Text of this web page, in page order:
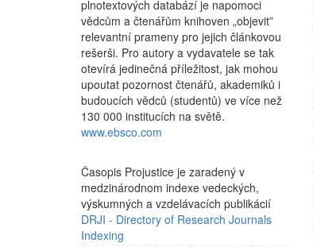
plnotextových databází je napomoci
vědcům a čtenářům knihoven „objevit”
relevantní prameny pro jejich článkovou
rešerši. Pro autory a vydavatele se tak
otevírá jedinečná příležitost, jak mohou
upoutat pozornost čtenářů, akademiků i
budoucích vědců (studentů) ve více než
130 000 institucích na světě.
www.ebsco.com
Časopis Projustice je zaradený v
medzinárodnom indexe vedeckých,
výskumných a vzdelávacích publikácií
DRJI - Directory of Research Journals
Indexing